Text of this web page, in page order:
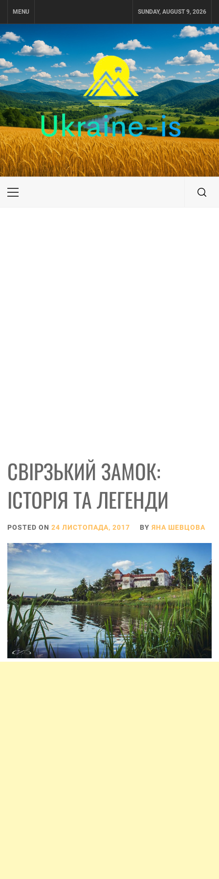
MENU SUNDAY, AUGUST 9, 2026
UKRAINE-IS
ПОДОРОЖI ПО УКРАЇНІ
Primary
СВІРЗЬКИЙ ЗАМОК:
ІСТОРІЯ ТА ЛЕГЕНДИ
POSTED ON 24 ЛИСТОПАДА, 2017 BY ЯНА ШЕВЦОВА